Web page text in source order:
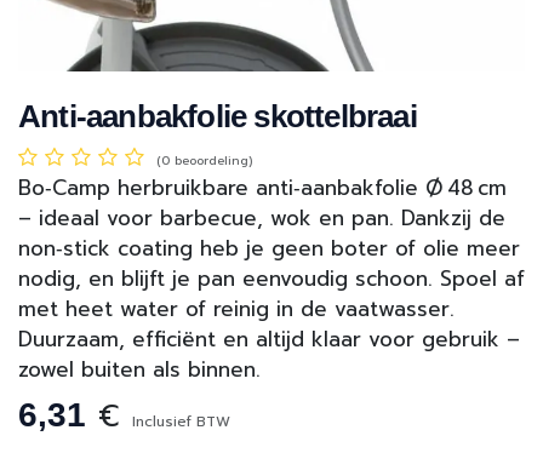
Anti-aanbakfolie skottelbraai
(0 beoordeling)
Bo‑Camp herbruikbare anti‑aanbakfolie Ø 48 cm
– ideaal voor barbecue, wok en pan. Dankzij de
non‑stick coating heb je geen boter of olie meer
nodig, en blijft je pan eenvoudig schoon. Spoel af
met heet water of reinig in de vaatwasser.
Duurzaam, efficiënt en altijd klaar voor gebruik –
zowel buiten als binnen.
6,31 € Inclusief BTW